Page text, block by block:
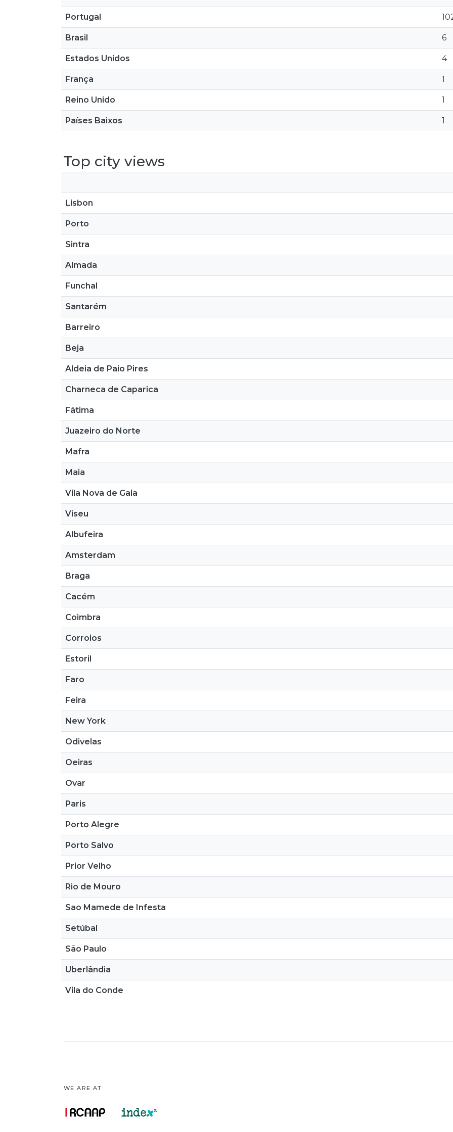
Portugal
Brasil 6
Estados Unidos 4
França 1
Reino Unido 1
Países Baixos 1
Top city views
Lisbon
Porto
Sintra
Almada
Funchal
Santarém
Barreiro
Beja
Aldeia de Paio Pires
Charneca de Caparica
Fátima
Juazeiro do Norte
Mafra
Maia
Vila Nova de Gaia
Viseu
Albufeira
Amsterdam
Braga
Cacém
Coimbra
Corroios
Estoril
Faro
Feira
New York
Odivelas
Oeiras
Ovar
Paris
Porto Alegre
Porto Salvo
Prior Velho
Rio de Mouro
Sao Mamede de Infesta
Setúbal
São Paulo
Uberlândia
Vila do Conde
WE ARE AT: